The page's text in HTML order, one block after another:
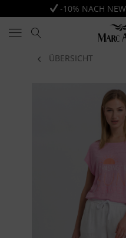
-10% NACH
ÜBERSICHT